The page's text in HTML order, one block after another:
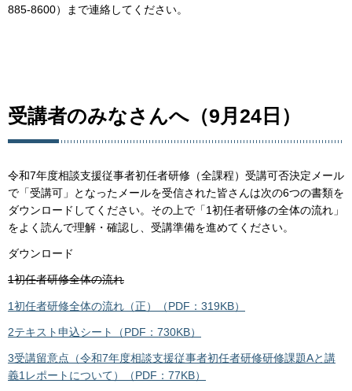
885-8600）まで連絡してください。
受講者のみなさんへ（9月24日）
令和7年度相談支援従事者初任者研修（全課程）受講可否決定メール
で「受講可」となったメールを受信された皆さんは次の6つの書類を
ダウンロードしてください。その上で「1初任者研修の全体の流れ」
をよく読んで理解・確認し、受講準備を進めてください。
ダウンロード
1初任者研修全体の流れ
1初任者研修全体の流れ（正）（PDF：319KB）
2テキスト申込シート（PDF：730KB）
3受講留意点（令和7年度相談支援従事者初任者研修研修課題Aと講
義1レポートについて）（PDF：77KB）